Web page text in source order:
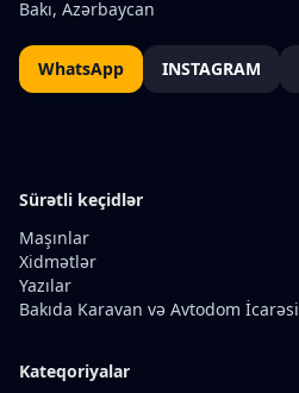
Bakı, Azərbaycan
WhatsApp INSTAGRAM
Sürətli keçidlər
Maşınlar
Xidmətlər
Yazılar
Bakıda Karavan və Avtodom İcarəsi
Kateqoriyalar